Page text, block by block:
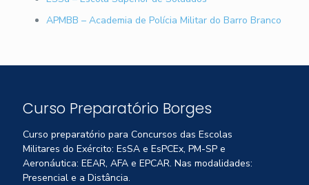
APMBB – Academia de Polícia Militar do Barro Branco
Curso Preparatório Borges
Curso preparatório para Concursos das Escolas
Militares do Exército: EsSA e EsPCEx, PM-SP e
Aeronáutica: EEAR, AFA e EPCAR. Nas modalidades:
Presencial e a Distância.